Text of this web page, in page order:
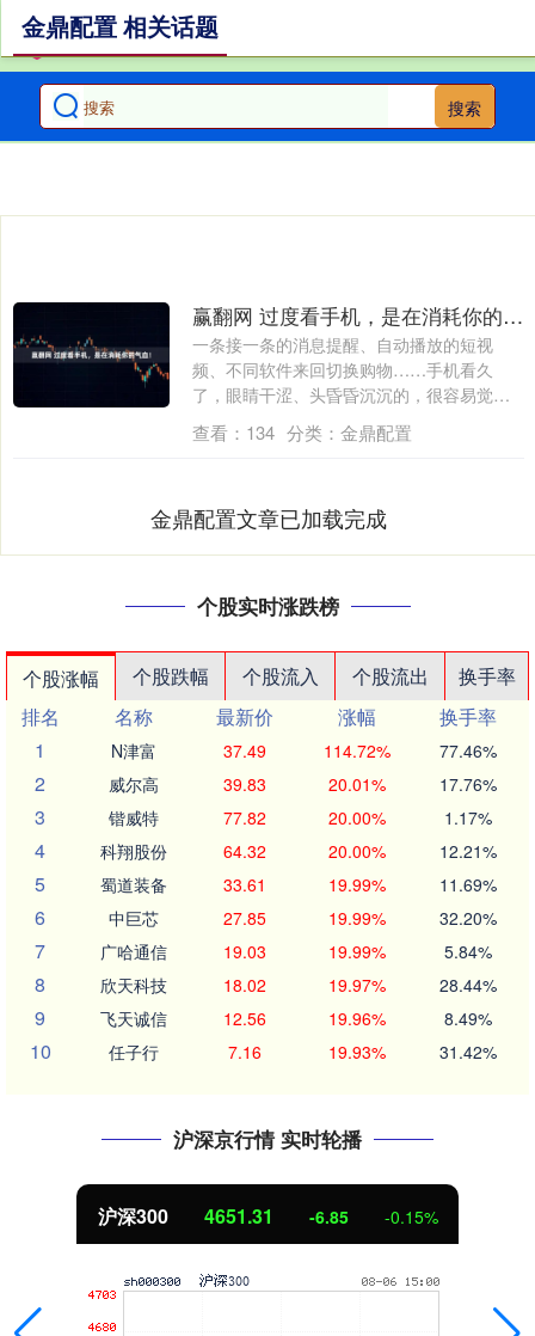
搜索
金鼎配置 相关话题
赢翻网 过度看手机，是在消耗你的气血！
一条接一条的消息提醒、自动播放的短视
频、不同软件来回切换购物……手机看久
了，眼睛干涩、头昏昏沉沉的，很容易觉得
累。其实，....
查看： 134 分类： 金鼎配置
金鼎配置文章已加载完成
个股实时涨跌榜
个股涨幅 个股跌幅 个股流入 个股流出
换手率
排名
名称 最新价 涨幅
换手率
1
N津富 37.49 114.72% 77.46%
2 威尔高 39.83 20.01% 17.76%
3 锴威特 77.82 20.00% 1.17%
4 科翔股份 64.32 20.00% 12.21%
5 蜀道装备 33.61 19.99% 11.69%
6 中巨芯 27.85 19.99% 32.20%
7 广哈通信 19.03 19.99% 5.84%
8 欣天科技 18.02 19.97% 28.44%
9 飞天诚信 12.56 19.96% 8.49%
10 任子行 7.16 19.93% 31.42%
沪深京行情 实时轮播
北证50 1122.88 3.42 0.30%